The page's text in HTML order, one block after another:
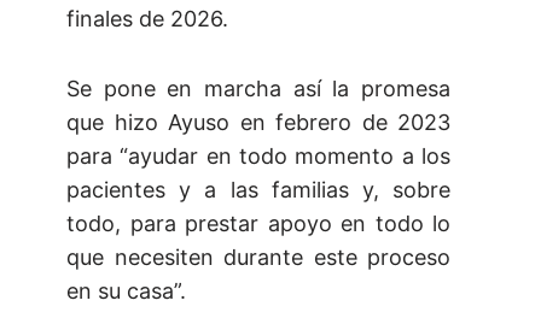
finales de 2026.
Se pone en marcha así la promesa
que hizo Ayuso en febrero de 2023
para “ayudar en todo momento a los
pacientes y a las familias y, sobre
todo, para prestar apoyo en todo lo
que necesiten durante este proceso
en su casa”.